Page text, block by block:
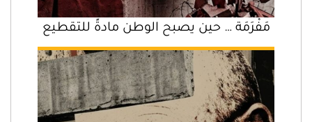
مَفْرَمَة … حين يصبح الوطن مادةً للتقطيع